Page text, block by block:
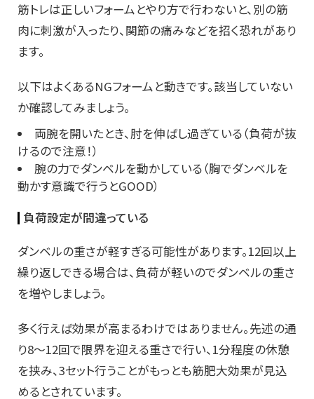
筋トレは正しいフォームとやり方で行わないと、別の筋
肉に刺激が入ったり、関節の痛みなどを招く恐れがあり
ます。
以下はよくあるNGフォームと動きです。該当していない
か確認してみましょう。
両腕を開いたとき、肘を伸ばし過ぎている（負荷が抜
けるので注意！）
腕の力でダンベルを動かしている（胸でダンベルを
動かす意識で行うとGOOD）
負荷設定が間違っている
ダンベルの重さが軽すぎる可能性があります。12回以上
繰り返しできる場合は、負荷が軽いのでダンベルの重さ
を増やしましょう。
多く行えば効果が高まるわけではありません。先述の通
り8～12回で限界を迎える重さで行い、1分程度の休憩
を挟み、3セット行うことがもっとも筋肥大効果が見込
めるとされています。